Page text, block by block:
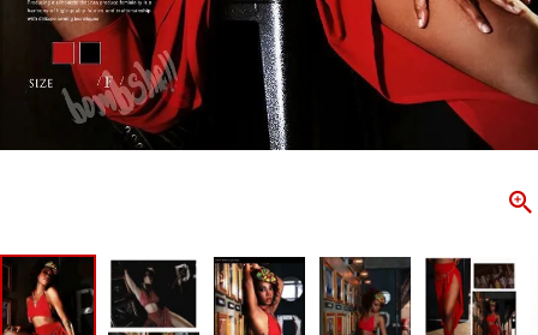
CONTENTS
PICKUP
新作
トップス